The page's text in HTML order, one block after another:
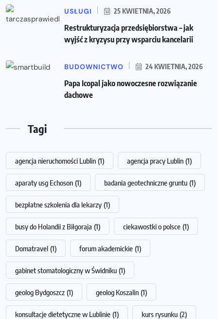
USŁUGI 25 KWIETNIA, 2026
Restrukturyzacja przedsiębiorstwa – jak
wyjść z kryzysu przy wsparciu kancelarii
BUDOWNICTWO 24 KWIETNIA, 2026
Papa Icopal jako nowoczesne rozwiązanie
dachowe
Tagi
agencja nieruchomości Lublin (1) agencja pracy Lublin (1)
aparaty usg Echoson (1) badania geotechniczne gruntu (1)
bezpłatne szkolenia dla lekarzy (1)
busy do Holandii z Biłgoraja (1) ciekawostki o polsce (1)
Domatravel (1) forum akademickie (1)
gabinet stomatologiczny w Świdniku (1)
geolog Bydgoszcz (1) geolog Koszalin (1)
konsultacje dietetyczne w Lublinie (1) kurs rysunku (2)